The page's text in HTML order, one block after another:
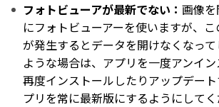
フォトビューアが最新でない： 画像
にフォトビューアーを使いますが、
が発生するとデータを開けなくなっ
ような場合は、アプリを一度アンイ
再度インストールしたりアップデー
プリを常に最新版にするようにしてく